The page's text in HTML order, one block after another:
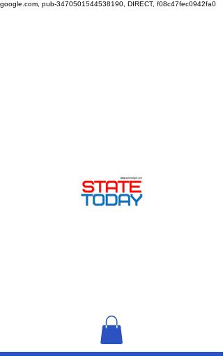
google.com, pub-3470501544538190, DIRECT, f08c47fec0942fa0